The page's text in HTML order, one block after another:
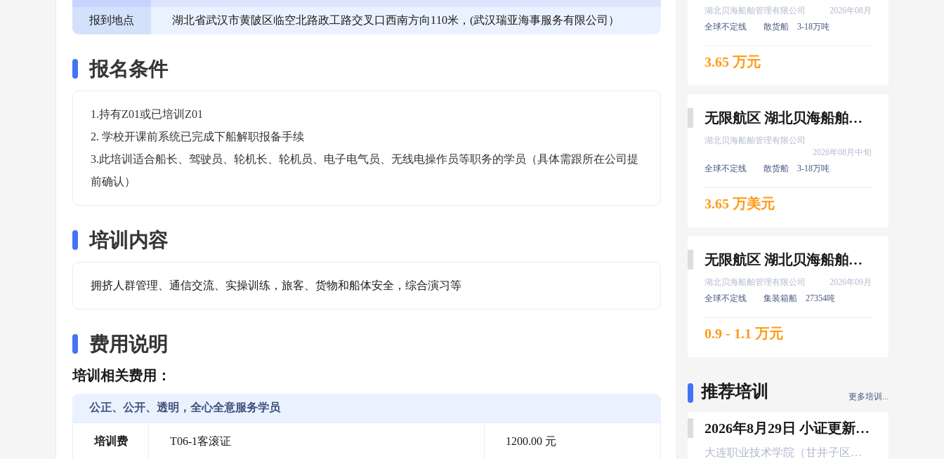
报到地点 湖北省武汉市黄陂区临空北路政工路交叉口西南方向110米，(武汉瑞亚海事服务有限公司）
报名条件
1.持有Z01或已培训Z01
2. 学校开课前系统已完成下船解职报备手续
3.此培训适合船长、驾驶员、轮机长、轮机员、电子电气员、无线电操作员等职务的学员（具体需跟所在公司提
前确认）
培训内容
拥挤人群管理、通信交流、实操训练，旅客、货物和船体安全，综合演习等
费用说明
培训相关费用：
公正、公开、透明，全心全意服务学员
培训费 T06-1客滚证 1200.00 元
湖北贝海船舶管理有限公司
2026年08月
全球不定线
散货船 3-18万吨
3.65 万元
无限航区 湖北贝海船舶管理有限公司 电机员 8月中旬上船
湖北贝海船舶管理有限公司
2026年08月中旬
全球不定线
散货船 3-18万吨
3.65 万美元
无限航区 湖北贝海船舶管理有限公司 服务生 9月上船
湖北贝海船舶管理有限公司
2026年09月
全球不定线
集装箱船 27354吨
0.9 - 1.1 万元
推荐培训 更多培训...
2026年8月29日 小证更新 Z01Z02Z04
大连职业技术学院（甘井子区大连北站）